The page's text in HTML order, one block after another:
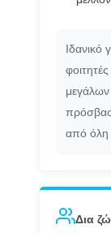
Ιδανικό
από όλη
Δια